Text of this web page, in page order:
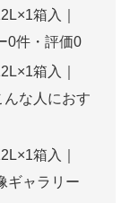
箱入｜
0件・評価0
箱入｜
んな人におす
箱入｜
ギャラリー